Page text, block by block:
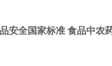
安全国家标准 食品中农